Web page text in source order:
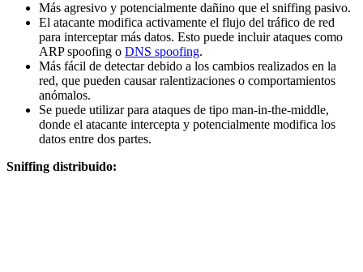
Más agresivo y potencialmente dañino que el sniffing pasivo.
El atacante modifica activamente el flujo del tráfico de red
para interceptar más datos. Esto puede incluir ataques como
ARP spoofing o DNS spoofing.
Más fácil de detectar debido a los cambios realizados en la
red, que pueden causar ralentizaciones o comportamientos
anómalos.
Se puede utilizar para ataques de tipo man-in-the-middle,
donde el atacante intercepta y potencialmente modifica los
datos entre dos partes.
Sniffing distribuido: